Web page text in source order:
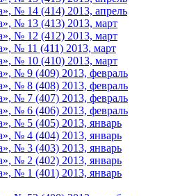
№ 14 (414) 2013, апрель
№ 13 (413) 2013, март
№ 12 (412) 2013, март
№ 11 (411) 2013, март
№ 10 (410) 2013, март
№ 9 (409) 2013, февраль
№ 8 (408) 2013, февраль
№ 7 (407) 2013, февраль
№ 6 (406) 2013, февраль
№ 5 (405) 2013, январь
№ 4 (404) 2013, январь
№ 3 (403) 2013, январь
№ 2 (402) 2013, январь
№ 1 (401) 2013, январь